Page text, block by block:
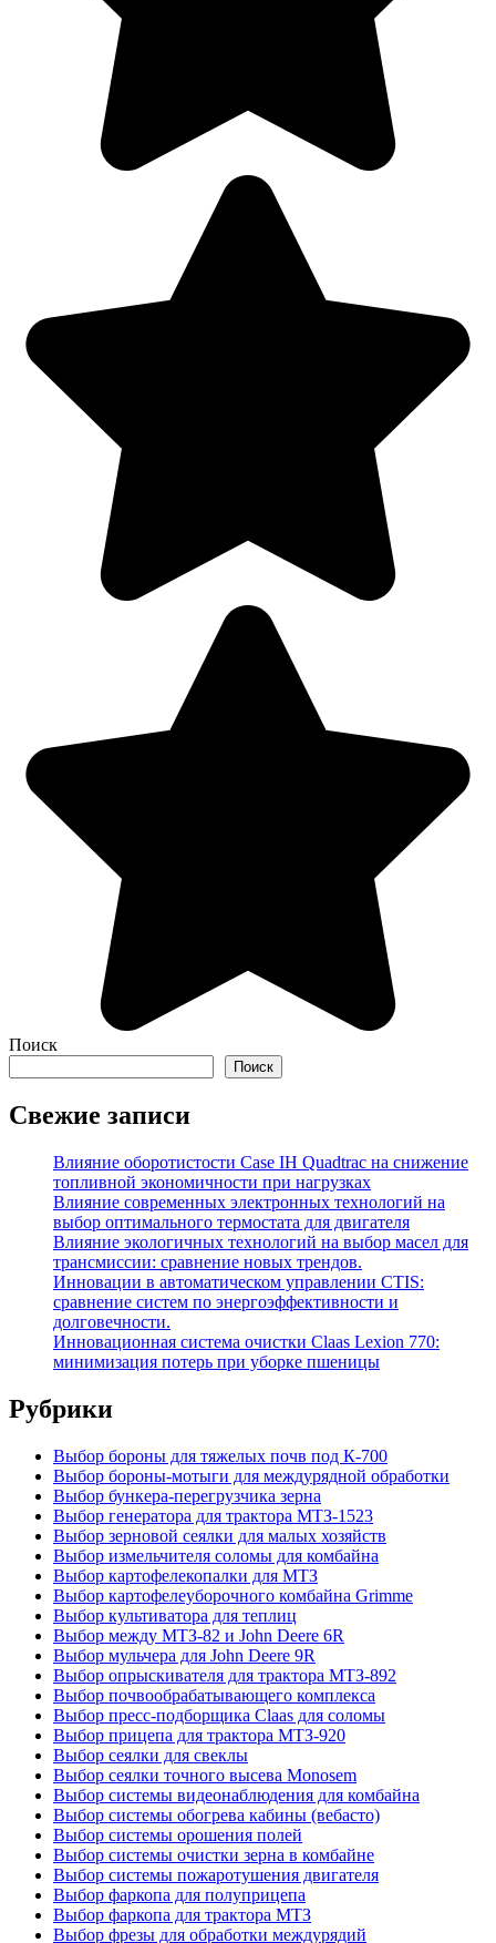
Поиск
Поиск
Свежие записи
Влияние оборотистости Case IH Quadtrac на снижение
топливной экономичности при нагрузках
Влияние современных электронных технологий на
выбор оптимального термостата для двигателя
Влияние экологичных технологий на выбор масел для
трансмиссии: сравнение новых трендов.
Инновации в автоматическом управлении CTIS:
сравнение систем по энергоэффективности и
долговечности.
Инновационная система очистки Claas Lexion 770:
минимизация потерь при уборке пшеницы
Рубрики
Выбор бороны для тяжелых почв под К-700
Выбор бороны-мотыги для междурядной обработки
Выбор бункера-перегрузчика зерна
Выбор генератора для трактора МТЗ-1523
Выбор зерновой сеялки для малых хозяйств
Выбор измельчителя соломы для комбайна
Выбор картофелекопалки для МТЗ
Выбор картофелеуборочного комбайна Grimme
Выбор культиватора для теплиц
Выбор между МТЗ-82 и John Deere 6R
Выбор мульчера для John Deere 9R
Выбор опрыскивателя для трактора МТЗ-892
Выбор почвообрабатывающего комплекса
Выбор пресс-подборщика Claas для соломы
Выбор прицепа для трактора МТЗ-920
Выбор сеялки для свеклы
Выбор сеялки точного высева Monosem
Выбор системы видеонаблюдения для комбайна
Выбор системы обогрева кабины (вебасто)
Выбор системы орошения полей
Выбор системы очистки зерна в комбайне
Выбор системы пожаротушения двигателя
Выбор фаркопа для полуприцепа
Выбор фаркопа для трактора МТЗ
Выбор фрезы для обработки междурядий